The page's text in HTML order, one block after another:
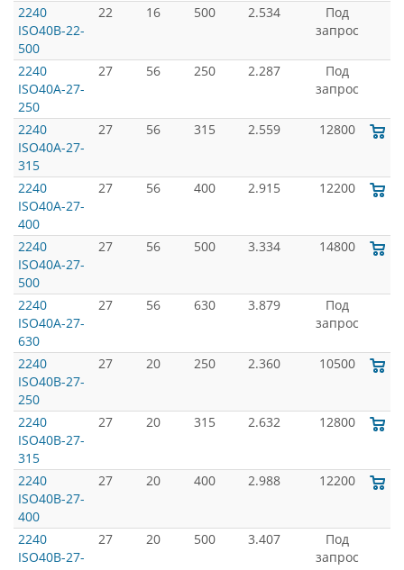
2240
ISO40B-22-
500
22 16 500 2.534
Под
запрос
2240
ISO40A-27-
250
27 56 250 2.287
Под
запрос
2240
ISO40A-27-
315
27 56 315 2.559 12800
2240
ISO40A-27-
400
27 56 400 2.915 12200
2240
ISO40A-27-
500
27 56 500 3.334 14800
2240
ISO40A-27-
630
27 56 630 3.879
Под
запрос
2240
ISO40B-27-
250
27 20 250 2.360 10500
2240
ISO40B-27-
315
27 20 315 2.632 12800
2240
ISO40B-27-
400
27 20 400 2.988 12200
2240
ISO40B-27-
27 20 500 3.407
Под
запрос